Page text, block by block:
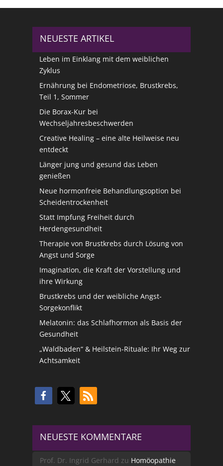
NEUESTE ARTIKEL
Leben im Einklang mit dem weiblichen
Zyklus
Ernährung bei Endometriose, Brustkrebs,
Teil 1, Sommer
Die Borax-Kur bei
Wechseljahresbeschwerden
Creative Healing – eine alte Heilweise neu
entdeckt
Länger jung und gesund das Leben
genießen
Neue hormonfreie Behandlungsoption bei
Scheidentrockenheit
Statt Impfung Freiheit durch
Herdengesundheit
Therapie von Brustkrebs durch Lösung von
Angst und Sorge
Imagination, die Kraft der Vorstellung und
ihre Wirkung
Brustkrebs und der weibliche Angst-
Sorgekonflikt
Melatonin: das Schlafhormon als Basis der
Gesundheit
„Waldbaden“ & Heilstein-Rituale: Ihr Weg zur
Achtsamkeit
NEUESTE KOMMENTARE
Prof. Dr. Ingrid Gerhard zu Homöopathie